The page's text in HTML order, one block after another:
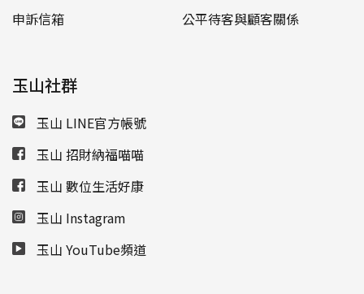
申訴信箱
公平待客與顧客關係
玉山社群
玉山 LINE官方帳號
玉山 招財納福喵喵
玉山 數位生活好康
玉山 Instagram
玉山 YouTube頻道